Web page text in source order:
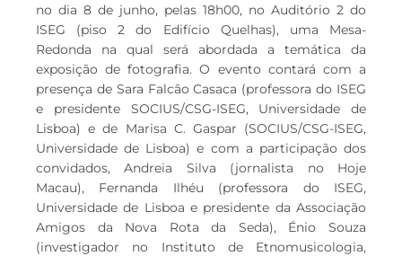
no dia 8 de junho, pelas 18h00, no Auditório 2 do
ISEG (piso 2 do Edifício Quelhas), uma Mesa-
Redonda na qual será abordada a temática da
exposição de fotografia. O evento contará com a
presença de Sara Falcão Casaca (professora do ISEG
e presidente SOCIUS/CSG-ISEG, Universidade de
Lisboa) e de Marisa C. Gaspar (SOCIUS/CSG-ISEG,
Universidade de Lisboa) e com a participação dos
convidados, Andreia Silva (jornalista no Hoje
Macau), Fernanda Ilhéu (professora do ISEG,
Universidade de Lisboa e presidente da Associação
Amigos da Nova Rota da Seda), Énio Souza
(investigador no Instituto de Etnomusicologia,